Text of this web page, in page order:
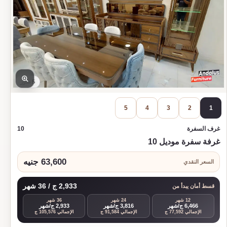
5 صور
1
2
3
4
5
غرف السفرة 10
غرفة سفرة موديل 10
السعر النقدي 63,600 جنيه
قسط أمان يبدأ من 2,933 ج / 36 شهر
12 شهر
6,466 ج/شهر
الإجمالي 77,592 ج
24 شهر
3,816 ج/شهر
الإجمالي 91,584 ج
36 شهر
2,933 ج/شهر
الإجمالي 105,576 ج